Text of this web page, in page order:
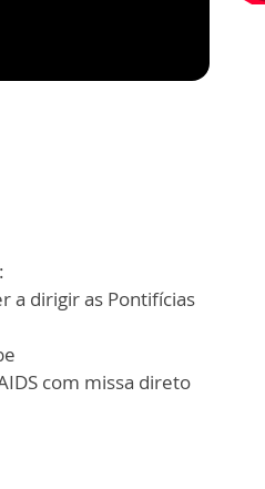
a dirigir as Pontifícias
com missa direto